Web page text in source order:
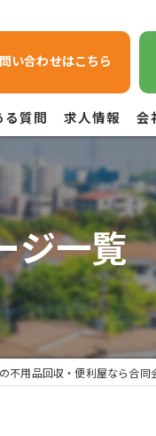
い合わせはこちら
る質問 求人情報 会
ジ一覧
不用品回収・便利屋なら合同